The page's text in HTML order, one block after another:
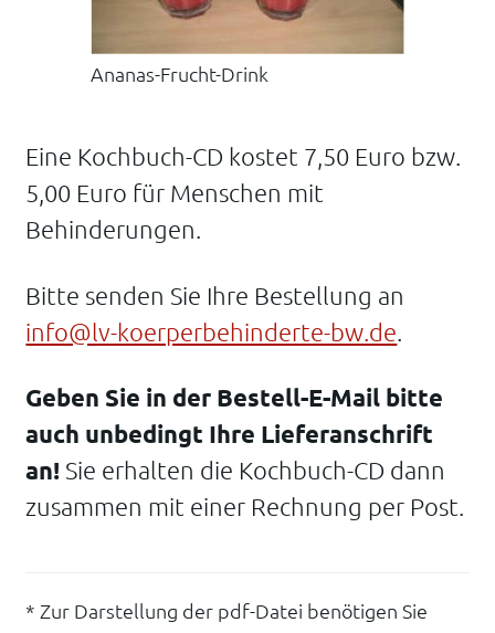
Ananas-Frucht-Drink
Eine Kochbuch-CD kostet 7,50 Euro bzw.
5,00 Euro für Menschen mit
Behinderungen.
Bitte senden Sie Ihre Bestellung an
info@lv-koerperbehinderte-bw.de
Geben Sie in der Bestell-E-Mail bitte
auch unbedingt Ihre Lieferanschrift
an! Sie erhalten die Kochbuch-CD dann
zusammen mit einer Rechnung per Post.
* Zur Darstellung der pdf-Datei benötigen Sie